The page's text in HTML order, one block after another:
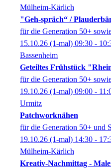
Mülheim-Kärlich
"Geh-spräch“ /
für die Generation 50+
15.10.26 (1-mal) 09:30 -
Bassenheim
Geteiltes Frühstück
für die Generation 50+
19.10.26 (1-mal) 09:00 -
Urmitz
Patchworknähen
für die Generation 50+ und
19.10.26 (1-mal) 14:30 -
Mülheim-Kärlich
Kreativ-Nachmittag -